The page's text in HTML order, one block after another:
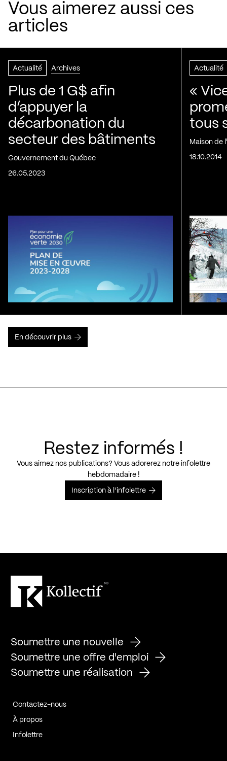
Vous aimerez aussi ces
articles
Actualité Archives
Plus de 1 G$ afin
d’appuyer la
décarbonation du
secteur des bâtiments
Gouvernement du Québec
26.05.2023
Actualité
«
tous
Maison de
18.10.2014
En découvrir plus
Restez informés !
Vous aimez nos publications? Vous adorerez notre infolettre
hebdomadaire !
Inscription à l’infolettre
Soumettre une nouvelle
Soumettre une offre d'emploi
Soumettre une réalisation
Contactez-nous
À propos
Infolettre